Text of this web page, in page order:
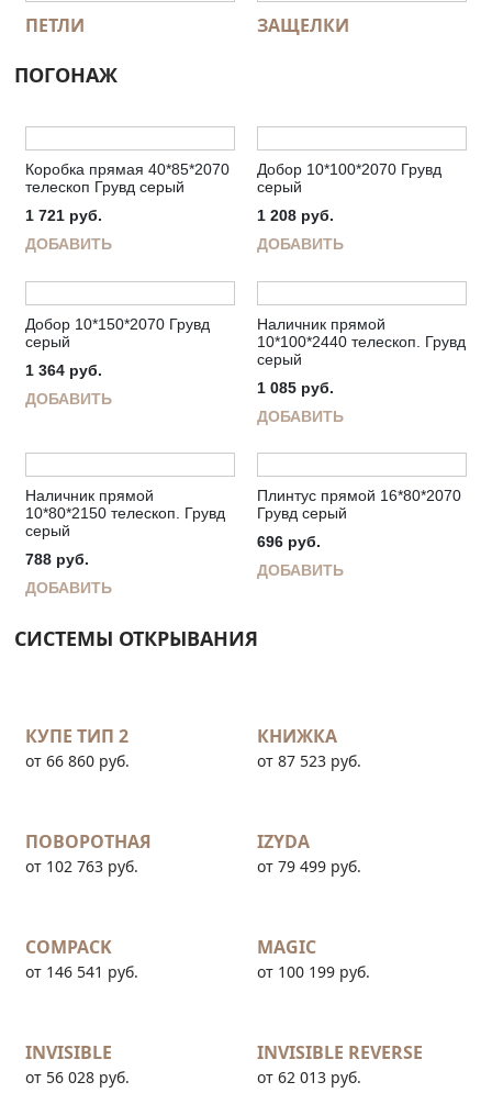
ПЕТЛИ ЗАЩЕЛКИ
ПОГОНАЖ
Коробка прямая 40*85*2070
телескоп Грувд серый
1 721 руб.
ДОБАВИТЬ
Добор 10*100*2070 Грувд
серый
1 208 руб.
ДОБАВИТЬ
Добор 10*150*2070 Грувд
серый
1 364 руб.
ДОБАВИТЬ
Наличник прямой
10*100*2440 телескоп. Грувд
серый
1 085 руб.
ДОБАВИТЬ
Наличник прямой
10*80*2150 телескоп. Грувд
серый
788 руб.
ДОБАВИТЬ
Плинтус прямой 16*80*2070
Грувд серый
696 руб.
ДОБАВИТЬ
СИСТЕМЫ ОТКРЫВАНИЯ
КУПЕ ТИП 2
от 66 860 руб.
КНИЖКА
от 87 523 руб.
ПОВОРОТНАЯ
от 102 763 руб.
IZYDA
от 79 499 руб.
COMPACK
от 146 541 руб.
MAGIC
от 100 199 руб.
INVISIBLE
от 56 028 руб.
INVISIBLE REVERSE
от 62 013 руб.